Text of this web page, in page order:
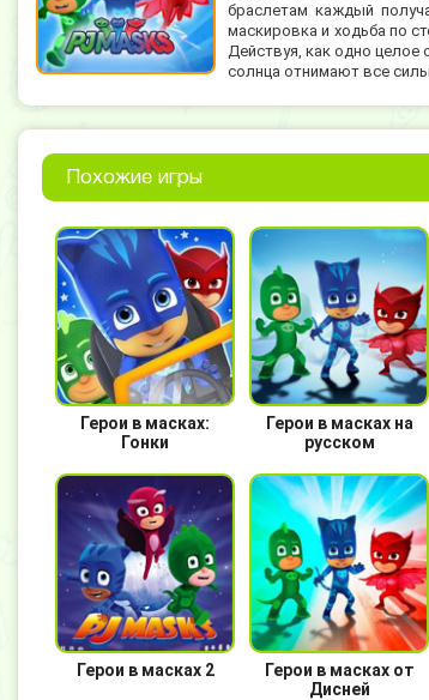
браслетам каждый
маскировка и ходьба по
Действуя, как одно
солнца отнимают все
Похожие игры
Герои в масках:
Гонки
Герои в масках на
русском
Герои в масках 2
Герои в масках от
Дисней